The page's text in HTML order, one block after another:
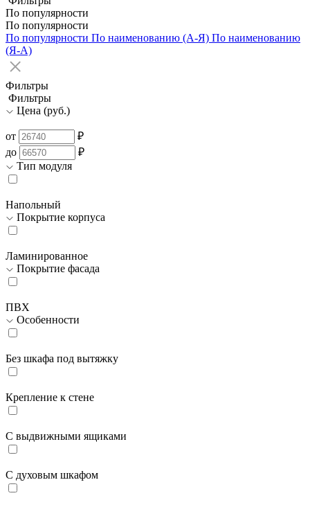
По популярности
По популярности
По популярности По наименованию (А-Я) По наименованию
(Я-А)
Фильтры
Фильтры
Цена (руб.)
от
₽
до
₽
Тип модуля
Напольный
Покрытие корпуса
Ламинированное
Покрытие фасада
ПВХ
Особенности
Без шкафа под вытяжку
Крепление к стене
С выдвижными ящиками
С духовым шкафом